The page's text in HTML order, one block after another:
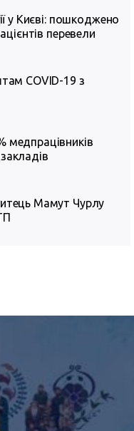
у Києві: пошкоджено
перевели
COVID-19 з
Мамут Чурлу